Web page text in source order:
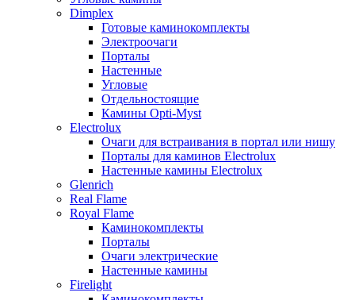
Dimplex
Готовые каминокомплекты
Электроочаги
Порталы
Настенные
Угловые
Отдельностоящие
Камины Opti-Myst
Electrolux
Очаги для встраивания в портал или нишу
Порталы для каминов Electrolux
Настенные камины Electrolux
Glenrich
Rеal Flame
Royal Flame
Каминокомплекты
Порталы
Очаги электрические
Настенные камины
Firelight